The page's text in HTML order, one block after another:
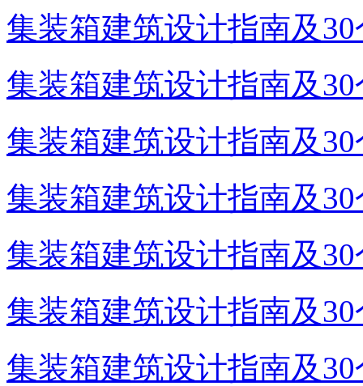
集装箱建筑设计指南及
集装箱建筑设计指南及
集装箱建筑设计指南及
集装箱建筑设计指南及
集装箱建筑设计指南及
集装箱建筑设计指南及
集装箱建筑设计指南及